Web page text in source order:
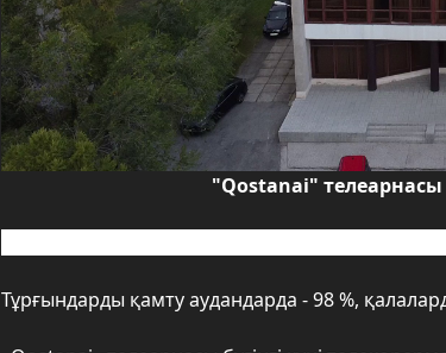
"Qostanai"
Тұрғындарды қамту аудандарда - 98 %,